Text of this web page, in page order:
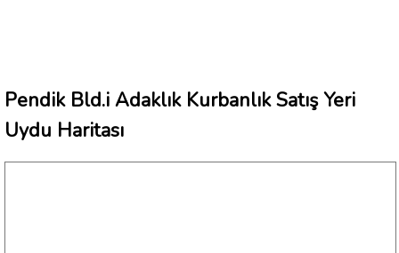
Pendik Bld.i Adaklık Kurbanlık Satış Yeri
Uydu Haritası